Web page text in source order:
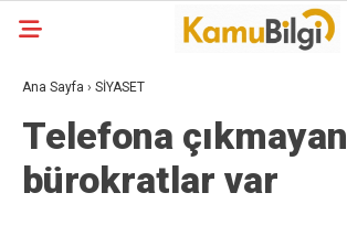
Ana Sayfa › SİYASET
Telefona çıkmayan
bürokratlar var